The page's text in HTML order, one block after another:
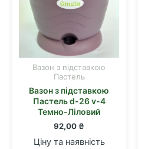
Вазон з підставкою
Пастель
Вазон з підставкою
Пастель d-26 v-4
Темно-Ліловий
92,00 ₴
Ціну та наявність